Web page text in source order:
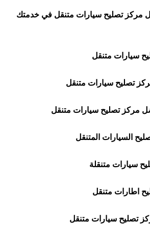
مركز تصليح سيارات متنقل في خدمتك
سيارات متنقل
تصليح سيارات متنقل
مركز تصليح سيارات متنقل
السيارات المتنقل
سيارات متنقلة
اطارات متنقل
تصليح سيارات متنقل